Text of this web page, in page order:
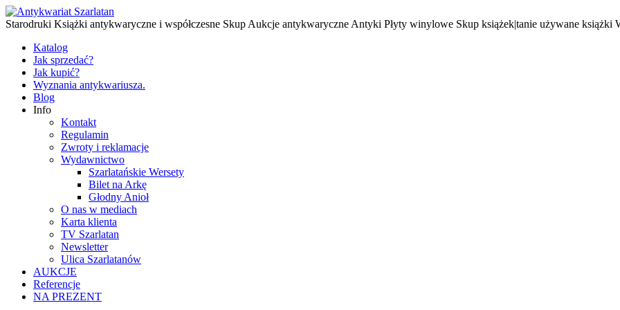
Starodruki Książki antykwaryczne i współczesne Skup Aukcje antykwaryczne Antyki Płyty winylowe Skup książek|tanie używane książki
Katalog
Jak sprzedać?
Jak kupić?
Wyznania antykwariusza.
Blog
Info
Kontakt
Regulamin
Zwroty i reklamacje
Wydawnictwo
Szarlatańskie Wersety
Bilet na Arkę
Głodny Anioł
O nas w mediach
Karta klienta
TV Szarlatan
Newsletter
Ulica Szarlatanów
AUKCJE
Referencje
NA PREZENT